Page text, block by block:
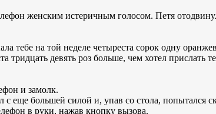
женским истеричным голосом. Петя
тебе на той неделе четыреста сорок одну
девять роз больше, чем хотел прислать
и замолк.
с еще большей силой и, упав со стола, попытался
в руки, нажав кнопку вызова.